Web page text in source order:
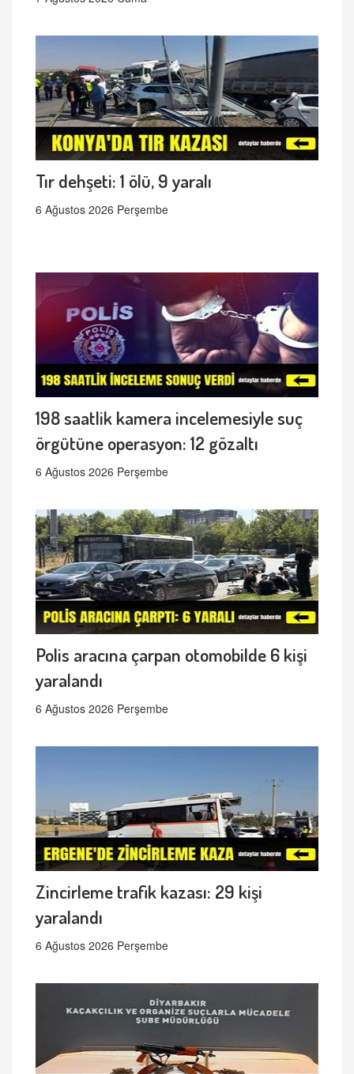
Tır dehşeti: 1 ölü, 9 yaralı
6 Ağustos 2026 Perşembe
198 saatlik kamera incelemesiyle suç
örgütüne operasyon: 12 gözaltı
6 Ağustos 2026 Perşembe
Polis aracına çarpan otomobilde 6 kişi
yaralandı
6 Ağustos 2026 Perşembe
Zincirleme trafik kazası: 29 kişi
yaralandı
6 Ağustos 2026 Perşembe